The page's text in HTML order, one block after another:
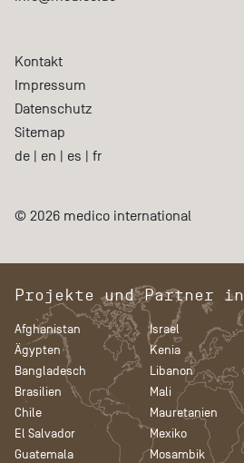
Kontakt
Impressum
Datenschutz
Sitemap
de | en | es | fr
© 2026 medico international
Projekte und Partner in
Afghanistan
Ägypten
Bangladesch
Brasilien
Chile
El Salvador
Guatemala
Israel
Kenia
Libanon
Mali
Mauretanien
Mexiko
Mosambik